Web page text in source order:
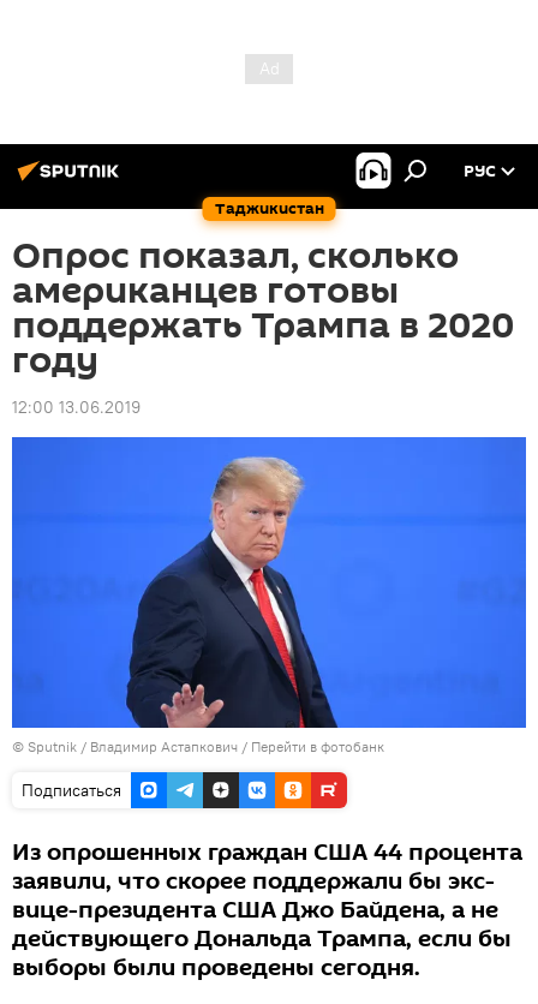
Таджикистан
РУС
Опрос показал, сколько
американцев готовы
поддержать Трампа в 2020
году
12:00 13.06.2019
© Sputnik / Владимир Астапкович / Перейти в фотобанк
Подписаться
Из опрошенных граждан США 44 процента
заявили, что скорее поддержали бы экс-
вице-президента США Джо Байдена, а не
действующего Дональда Трампа, если бы
выборы были проведены сегодня.